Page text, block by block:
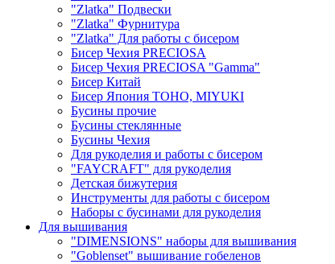
"Zlatka" Подвески
"Zlatka" Фурнитура
"Zlatka" Для работы с бисером
Бисер Чехия PRECIOSA
Бисер Чехия PRECIOSA "Gamma"
Бисер Китай
Бисер Япония TOHO, MIYUKI
Бусины прочие
Бусины стеклянные
Бусины Чехия
Для рукоделия и работы с бисером
"FAYCRAFT" для рукоделия
Детская бижутерия
Инструменты для работы с бисером
Наборы с бусинами для рукоделия
Для вышивания
"DIMENSIONS" наборы для вышивания
"Goblenset" вышивание гобеленов